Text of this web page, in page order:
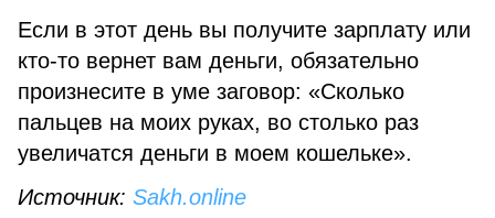
Если в этот день вы получите зарплату или
кто-то вернет вам деньги, обязательно
произнесите в уме заговор: «Сколько
пальцев на моих руках, во столько раз
увеличатся деньги в моем кошельке».
Источник: Sakh.online